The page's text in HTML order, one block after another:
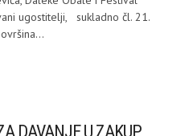
ugostitelji, sukladno čl. 21.
DAVANJE U ZAKUP